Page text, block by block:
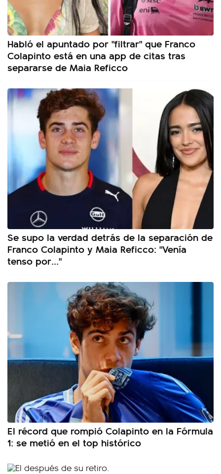
Habló el apuntado por "filtrar" que Franco
Colapinto está en una app de citas tras
separarse de Maia Reficco
Se supo la verdad detrás de la separación de
Franco Colapinto y Maia Reficco: "Venía
tenso por..."
El récord que rompió Colapinto en la Fórmula
1: se metió en el top histórico